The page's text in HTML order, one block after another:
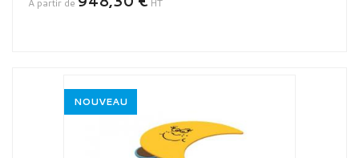
A partir de HT
NOUVEAU